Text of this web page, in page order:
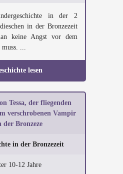
in der 2
in der Bronzezeit
keine Angst vor dem
muss. ...
lesen
Tessa, der fliegenden
verschrobenen Vampir
der Bronzeze
in der Bronzezeit
10-12 Jahre